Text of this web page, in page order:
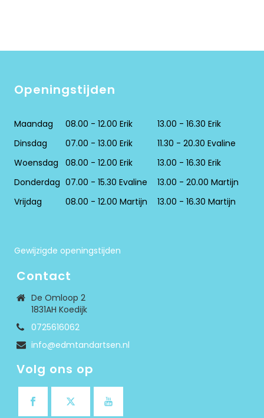
Openingstijden
Maandag 08.00 - 12.00 Erik
13.00 - 16.30 Erik
Dinsdag
07.00 - 13.00 Erik
11.30 - 20.30 Evaline
Woensdag
08.00 - 12.00 Erik
13.00 - 16.30 Erik
Donderdag 07.00 - 15.30 Evaline
13.00 - 20.00 Martijn
Vrijdag
08.00 - 12.00 Martijn 13.00 - 16.30 Martijn
Gewijzigde openingstijden
Contact
De Omloop 2
1831AH Koedijk
0725616062
info@edmtandartsen.nl
Volg ons op